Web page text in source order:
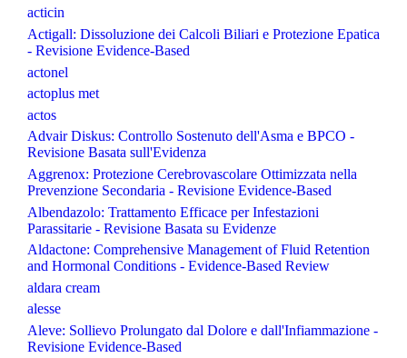
acticin
Actigall: Dissoluzione dei Calcoli Biliari e Protezione Epatica
- Revisione Evidence-Based
actonel
actoplus met
actos
Advair Diskus: Controllo Sostenuto dell'Asma e BPCO -
Revisione Basata sull'Evidenza
Aggrenox: Protezione Cerebrovascolare Ottimizzata nella
Prevenzione Secondaria - Revisione Evidence-Based
Albendazolo: Trattamento Efficace per Infestazioni
Parassitarie - Revisione Basata su Evidenze
Aldactone: Comprehensive Management of Fluid Retention
and Hormonal Conditions - Evidence-Based Review
aldara cream
alesse
Aleve: Sollievo Prolungato dal Dolore e dall'Infiammazione -
Revisione Evidence-Based